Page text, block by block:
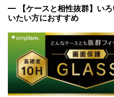
【ケースと相性抜群】い
いたい方におすすめ